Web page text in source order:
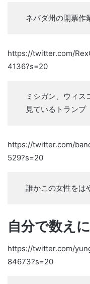
ネバダ州の開票作
https://twitter.com/
4136?s=20
ミシガン、ウィス
見ているトランプ
https://twitter.com/
529?s=20
誰かこの女性をは
自分で数え
https://twitter.com/
84673?s=20